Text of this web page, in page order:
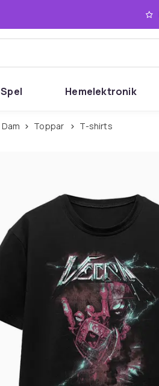
Spel Hemelektronik
Dam Toppar T-shirts